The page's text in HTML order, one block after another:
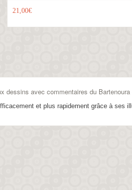
21,00€
dessins avec commentaires du
et plus rapidement grâce à ses